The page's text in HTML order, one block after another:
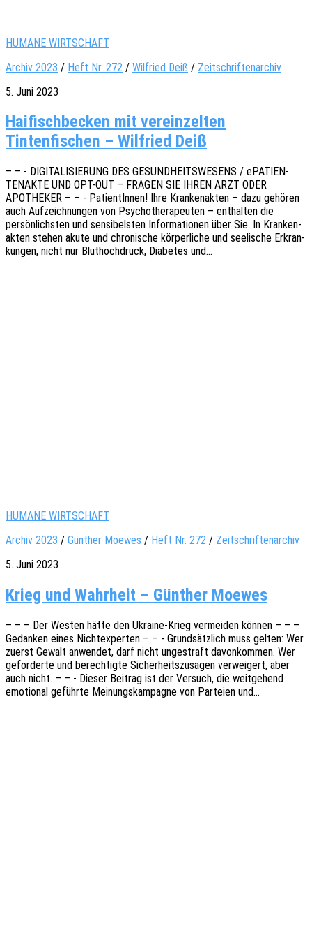
HUMANE WIRTSCHAFT
Archiv 2023 / Heft Nr. 272 / Wil­fried Deiß / Zeitschriftenarchiv
5. Juni 2023
Haifischbecken mit vereinzelten
Tintenfischen – Wilfried Deiß
– – - DIGITALISIERUNG DES GESUNDHEITSWESENS / ePATI­EN­
TEN­AK­TE UND OPT-OUT – FRAGEN SIE IHREN ARZT ODER
APOTHEKER – – - Pati­en­tIn­nen! Ihre Kran­ken­ak­ten – dazu gehö­ren
auch Aufzeich­nun­gen von Psycho­the­ra­peu­ten – enthal­ten die
persön­lichs­ten und sensi­bels­ten Infor­ma­tio­nen über Sie. In Kran­ken­
ak­ten stehen akute und chro­ni­sche körper­li­che und seeli­sche Erkran­
kun­gen, nicht nur Blut­hoch­druck, Diabe­tes und…
HUMANE WIRTSCHAFT
Archiv 2023 / Günther Moewes / Heft Nr. 272 / Zeitschriftenarchiv
5. Juni 2023
Krieg und Wahrheit – Günther Moewes
– – – Der Westen hätte den Ukrai­­ne-Krieg vermei­den können – – –
Gedan­ken eines Nicht­ex­per­ten – – - Grund­sätz­lich muss gelten: Wer
zuerst Gewalt anwen­det, darf nicht unge­straft davon­kom­men. Wer
gefor­der­te und berech­tig­te Sicher­heits­zu­sa­gen verwei­gert, aber
auch nicht. – – - Dieser Beitrag ist der Versuch, die weit­ge­hend
emotio­nal geführ­te Meinungs­kam­pa­gne von Partei­en und…